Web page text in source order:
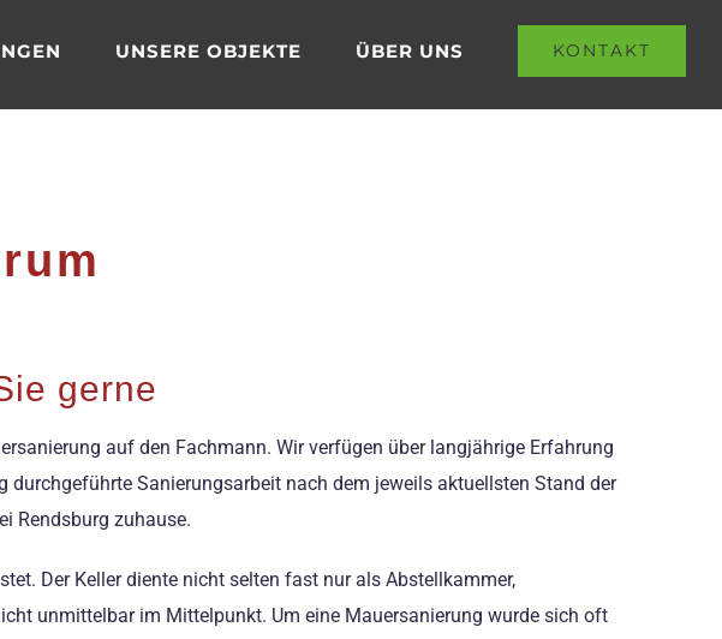
UNSERE OBJEKTE ÜBER UNS KONTAKT
gerne
auf den Fachmann. Wir verfügen über langjährige Erfahrung
Sanierungsarbeit nach dem jeweils aktuellsten Stand der
Rendsburg zuhause.
Der Keller diente nicht selten fast nur als Abstellkammer,
unmittelbar im Mittelpunkt. Um eine Mauersanierung wurde sich oft